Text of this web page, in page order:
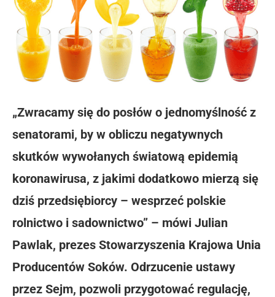
„Zwracamy się do posłów o jednomyślność z
senatorami, by w obliczu negatywnych
skutków wywołanych światową epidemią
koronawirusa, z jakimi dodatkowo mierzą się
dziś przedsiębiorcy – wesprzeć polskie
rolnictwo i sadownictwo” – mówi Julian
Pawlak, prezes Stowarzyszenia Krajowa Unia
Producentów Soków. Odrzucenie ustawy
przez Sejm, pozwoli przygotować regulację,